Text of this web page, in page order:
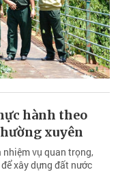
hành theo
xuyên
vụ quan trọng,
xây dựng đất nước